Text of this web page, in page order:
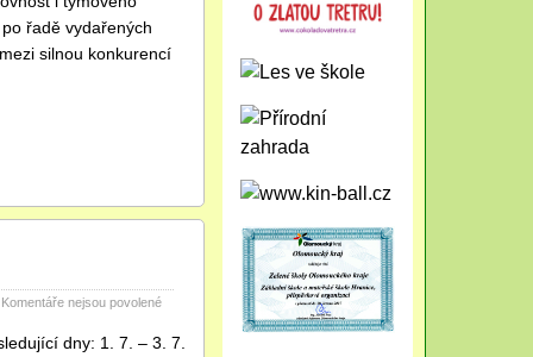
Přerově
řadě vydařených
silnou konkurencí
Komentáře nejsou povolenéu
dny: 1. 7. – 3. 7.